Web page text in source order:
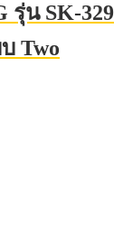
รุ่น SK-329
Two